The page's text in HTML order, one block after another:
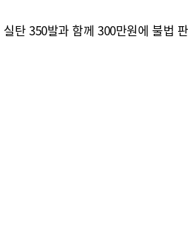
탄 350발과 함께 300만원에 불법